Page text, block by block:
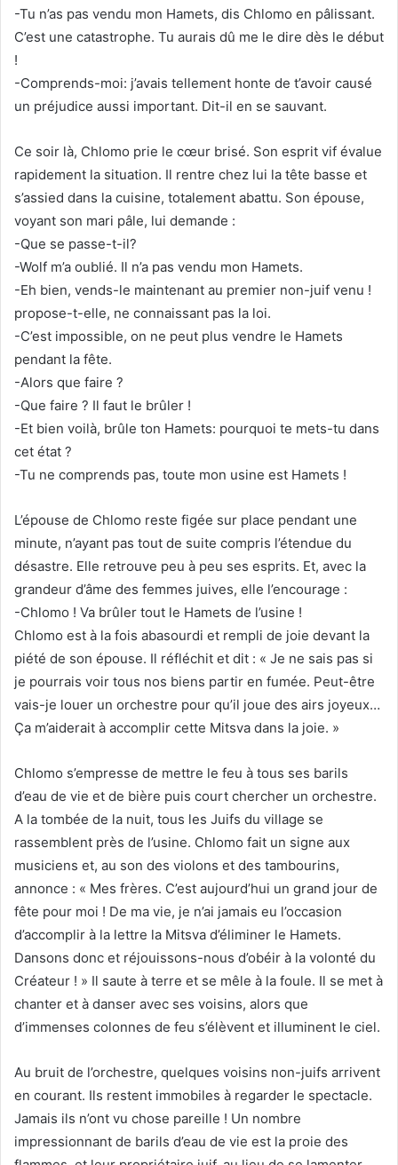
-Tu n’as pas vendu mon Hamets, dis Chlomo en pâlissant.
C’est une catastrophe. Tu aurais dû me le dire dès le début
!
-Comprends-moi: j’avais tellement honte de t’avoir causé
un préjudice aussi important. Dit-il en se sauvant.
Ce soir là, Chlomo prie le cœur brisé. Son esprit vif évalue
rapidement la situation. Il rentre chez lui la tête basse et
s’assied dans la cuisine, totalement abattu. Son épouse,
voyant son mari pâle, lui demande :
-Que se passe-t-il?
-Wolf m’a oublié. Il n’a pas vendu mon Hamets.
-Eh bien, vends-le maintenant au premier non-juif venu !
propose-t-elle, ne connaissant pas la loi.
-C’est impossible, on ne peut plus vendre le Hamets
pendant la fête.
-Alors que faire ?
-Que faire ? Il faut le brûler !
-Et bien voilà, brûle ton Hamets: pourquoi te mets-tu dans
cet état ?
-Tu ne comprends pas, toute mon usine est Hamets !
L’épouse de Chlomo reste figée sur place pendant une
minute, n’ayant pas tout de suite compris l’étendue du
désastre. Elle retrouve peu à peu ses esprits. Et, avec la
grandeur d’âme des femmes juives, elle l’encourage :
-Chlomo ! Va brûler tout le Hamets de l’usine !
Chlomo est à la fois abasourdi et rempli de joie devant la
piété de son épouse. Il réfléchit et dit : « Je ne sais pas si
je pourrais voir tous nos biens partir en fumée. Peut-être
vais-je louer un orchestre pour qu’il joue des airs joyeux…
Ça m’aiderait à accomplir cette Mitsva dans la joie. »
Chlomo s’empresse de mettre le feu à tous ses barils
d’eau de vie et de bière puis court chercher un orchestre.
A la tombée de la nuit, tous les Juifs du village se
rassemblent près de l’usine. Chlomo fait un signe aux
musiciens et, au son des violons et des tambourins,
annonce : « Mes frères. C’est aujourd’hui un grand jour de
fête pour moi ! De ma vie, je n’ai jamais eu l’occasion
d’accomplir à la lettre la Mitsva d’éliminer le Hamets.
Dansons donc et réjouissons-nous d’obéir à la volonté du
Créateur ! » Il saute à terre et se mêle à la foule. Il se met à
chanter et à danser avec ses voisins, alors que
d’immenses colonnes de feu s’élèvent et illuminent le ciel.
Au bruit de l’orchestre, quelques voisins non-juifs arrivent
en courant. Ils restent immobiles à regarder le spectacle.
Jamais ils n’ont vu chose pareille ! Un nombre
impressionnant de barils d’eau de vie est la proie des